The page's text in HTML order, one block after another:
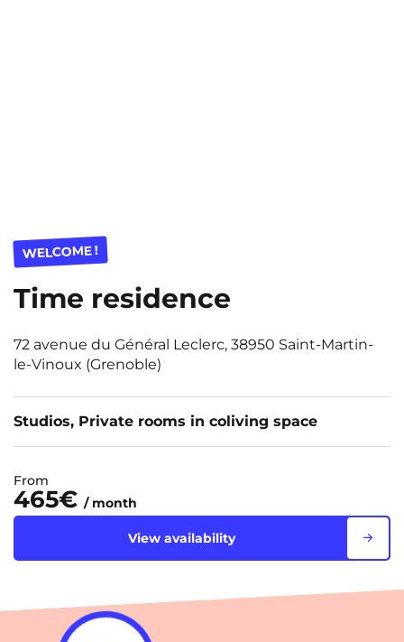
WELCOME !
Time residence
72 avenue du Général Leclerc, 38950 Saint-Martin-
le-Vinoux (Grenoble)
Studios, Private rooms in coliving space
From
465€ / month
View availability